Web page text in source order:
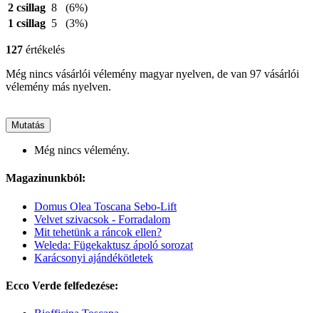
2 csillag 8
(6%)
1 csillag 5 (3%)
127 értékelés
Még nincs vásárlói vélemény magyar nyelven, de van 97 vásárlói
vélemény más nyelven.
Mutatás
Még nincs vélemény.
Magazinunkból:
Domus Olea Toscana Sebo-Lift
Velvet szivacsok - Forradalom
Mit tehetünk a ráncok ellen?
Weleda: Fügekaktusz ápoló sorozat
Karácsonyi ajándékötletek
Ecco Verde felfedezése: